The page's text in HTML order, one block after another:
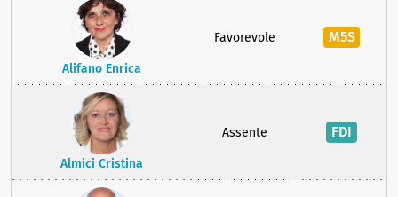
Alifano Enrica
Favorevole M5S
Almici Cristina
Assente FDI